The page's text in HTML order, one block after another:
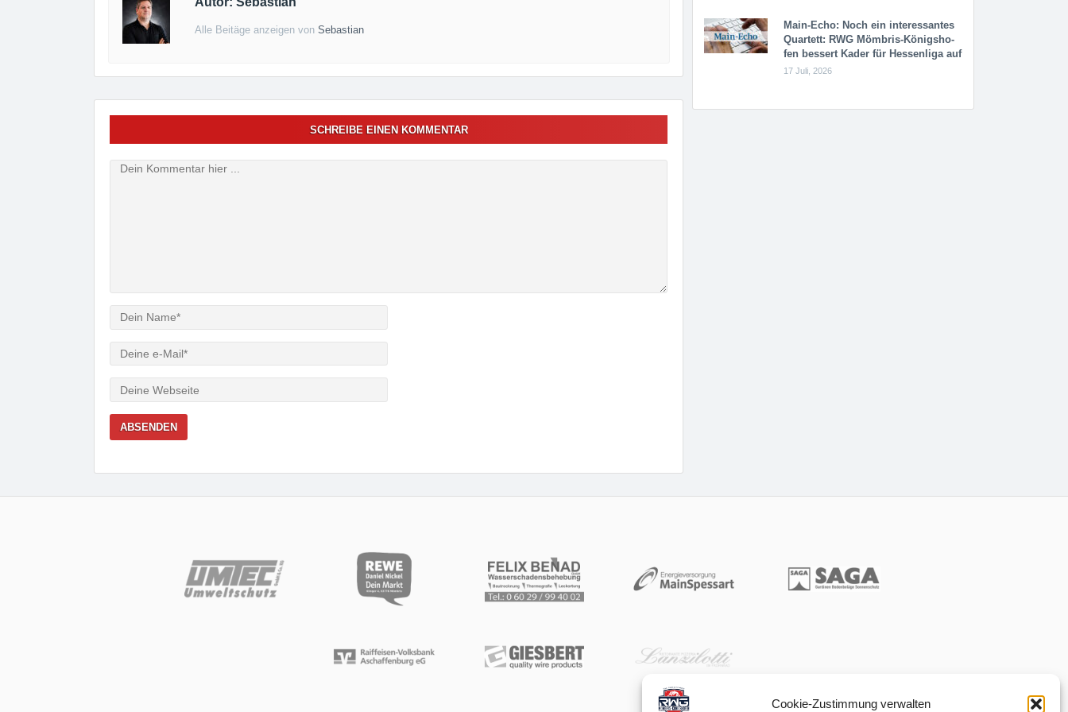
Cookie-Zustimmung verwalten
Alle Beitäge anzeigen vonSebastian
SCHREIBE EINEN KOMMENTAR
Verfasser
Mail
Webseite
Main-Echo: Noch ein in­ter­es­san­tes
Quar­tett: RWG Möm­b­ris-Kö­n­igs­ho­
fen bessert Kader für Hessenliga auf
17 Juli, 2026